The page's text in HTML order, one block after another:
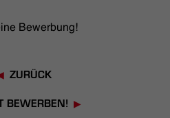
Bewerbung!
ZURÜCK
BEWERBEN!